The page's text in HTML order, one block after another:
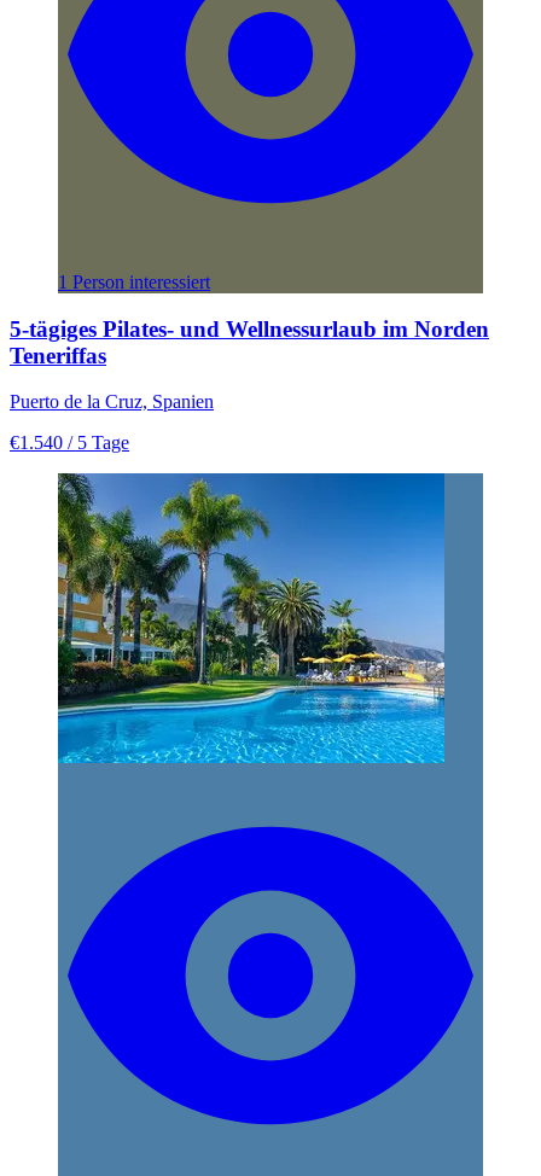
1 Person interessiert
5-tägiges Pilates- und Wellnessurlaub im Norden
Teneriffas
Puerto de la Cruz, Spanien
€1.540 / 5 Tage